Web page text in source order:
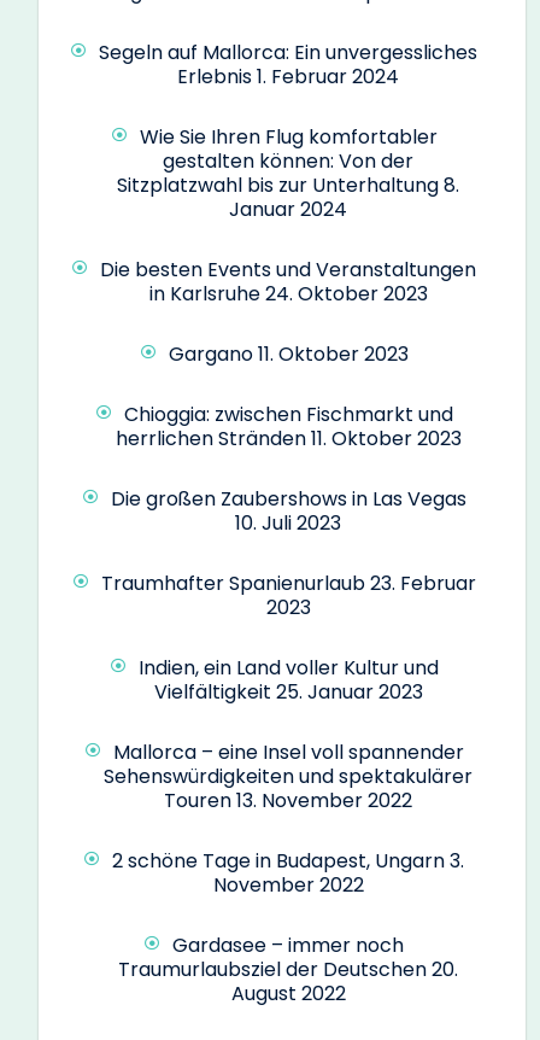
Segeln auf Mallorca: Ein unvergessliches
Erlebnis1. Februar 2024
Wie Sie Ihren Flug komfortabler
gestalten können: Von der
Sitzplatzwahl bis zur Unterhaltung8.
Januar 2024
Die besten Events und Veranstaltungen
in Karlsruhe24. Oktober 2023
Gargano11. Oktober 2023
Chioggia: zwischen Fischmarkt und
herrlichen Stränden11. Oktober 2023
Die großen Zaubershows in Las Vegas
10. Juli 2023
Traumhafter Spanienurlaub23. Februar
2023
Indien, ein Land voller Kultur und
Vielfältigkeit 25. Januar 2023
Mallorca – eine Insel voll spannender
Sehenswürdigkeiten und spektakulärer
Touren13. November 2022
2 schöne Tage in Budapest, Ungarn3.
November 2022
Gardasee – immer noch
Traumurlaubsziel der Deutschen20.
August 2022